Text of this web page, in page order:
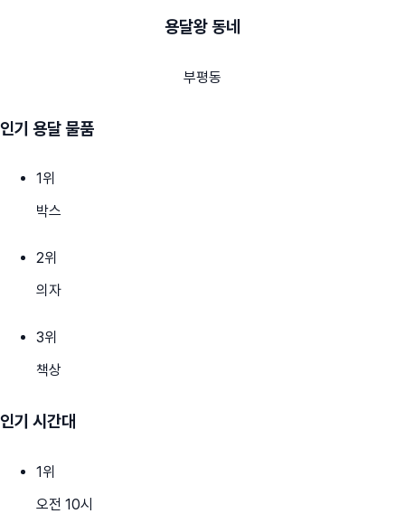
용달왕 동네
부평동
인기 용달 물품
1위
박스
2위
의자
3위
책상
인기 시간대
1위
오전 10시